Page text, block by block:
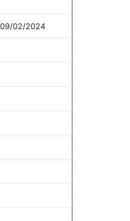
09/02/2024